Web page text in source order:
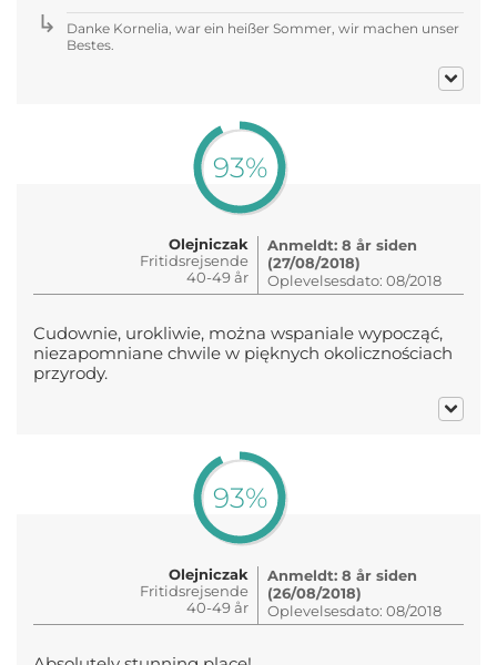
Danke Kornelia, war ein heißer Sommer, wir machen unser
Bestes.
93%
Olejniczak
Fritidsrejsende
40-49 år
Anmeldt: 8 år siden
(27/08/2018)
Oplevelsesdato: 08/2018
Cudownie, urokliwie, można wspaniale wypocząć,
niezapomniane chwile w pięknych okolicznościach
przyrody.
93%
Olejniczak
Fritidsrejsende
40-49 år
Anmeldt: 8 år siden
(26/08/2018)
Oplevelsesdato: 08/2018